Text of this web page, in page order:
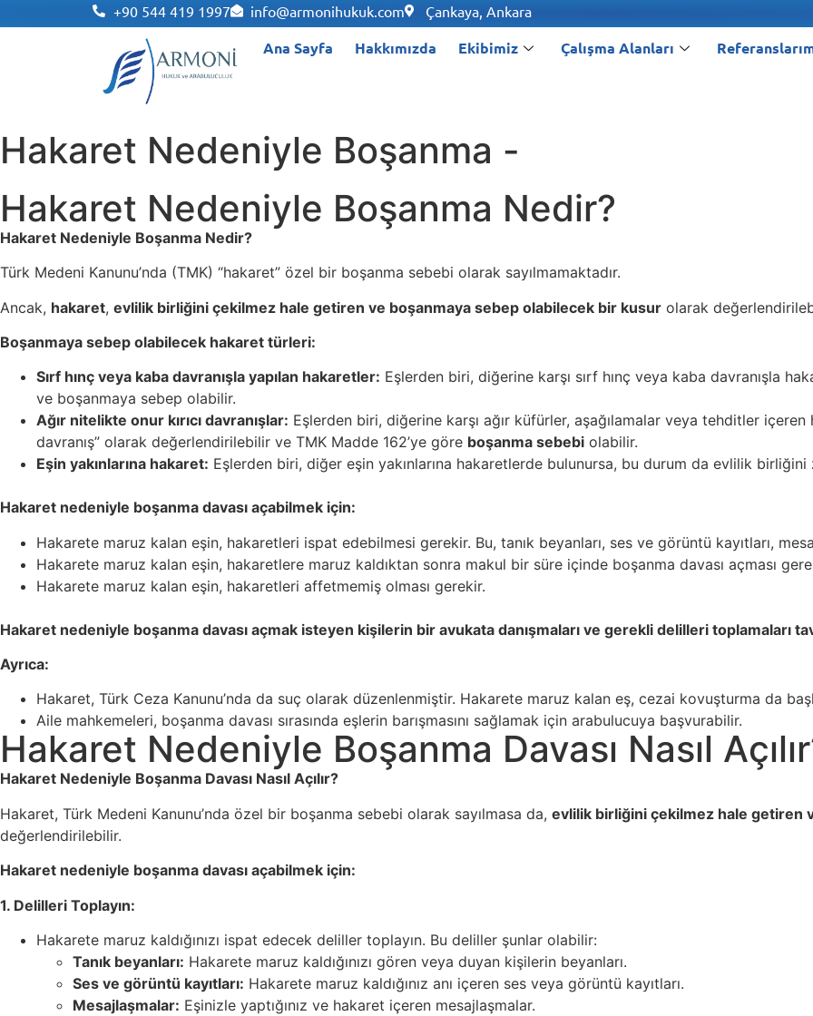
+90 544 419 1997 info@armonihukuk.com Çankaya, Ankara
Ana Sayfa Hakkımızda Ekibimiz Çalışma Alanları
Hakaret Nedeniyle Boşanma -
Hakaret Nedeniyle Boşanma Nedir?
Hakaret Nedeniyle Boşanma Nedir?
Türk Medeni Kanunu’nda (TMK) “hakaret” özel bir boşanma sebebi olarak sayılmamaktadır.
Ancak, hakaret, evlilik birliğini çekilmez hale getiren ve boşanmaya sebep olabilecek bir kusur olarak
Boşanmaya sebep olabilecek hakaret türleri:
Sırf hınç veya kaba davranışla yapılan hakaretler: Eşlerden biri, diğerine karşı sırf hınç veya kaba davranışla
ve boşanmaya sebep olabilir.
Ağır nitelikte onur kırıcı davranışlar: Eşlerden biri, diğerine karşı ağır küfürler, aşağılamalar veya tehditler
davranış” olarak değerlendirilebilir ve TMK Madde 162’ye göre boşanma sebebi olabilir.
Eşin yakınlarına hakaret: Eşlerden biri, diğer eşin yakınlarına hakaretlerde bulunursa, bu durum da evlilik
Hakaret nedeniyle boşanma davası açabilmek için:
Hakarete maruz kalan eşin, hakaretleri ispat edebilmesi gerekir. Bu, tanık beyanları, ses ve görüntü kayıtları,
Hakarete maruz kalan eşin, hakaretlere maruz kaldıktan sonra makul bir süre içinde boşanma davası açması
Hakarete maruz kalan eşin, hakaretleri affetmemiş olması gerekir.
Hakaret nedeniyle boşanma davası açmak isteyen kişilerin bir avukata danışmaları ve gerekli delilleri toplamaları
Ayrıca:
Hakaret, Türk Ceza Kanunu’nda da suç olarak düzenlenmiştir. Hakarete maruz kalan eş, cezai kovuşturma da
Aile mahkemeleri, boşanma davası sırasında eşlerin barışmasını sağlamak için arabulucuya başvurabilir.
Hakaret Nedeniyle Boşanma Davası Nasıl
Hakaret Nedeniyle Boşanma Davası Nasıl Açılır?
Hakaret, Türk Medeni Kanunu’nda özel bir boşanma sebebi olarak sayılmasa da, evlilik birliğini çekilmez hale getiren
değerlendirilebilir.
Hakaret nedeniyle boşanma davası açabilmek için:
1. Delilleri Toplayın:
Hakarete maruz kaldığınızı ispat edecek deliller toplayın. Bu deliller şunlar olabilir:
Tanık beyanları: Hakarete maruz kaldığınızı gören veya duyan kişilerin beyanları.
Ses ve görüntü kayıtları: Hakarete maruz kaldığınız anı içeren ses veya görüntü kayıtları.
Mesajlaşmalar: Eşinizle yaptığınız ve hakaret içeren mesajlaşmalar.